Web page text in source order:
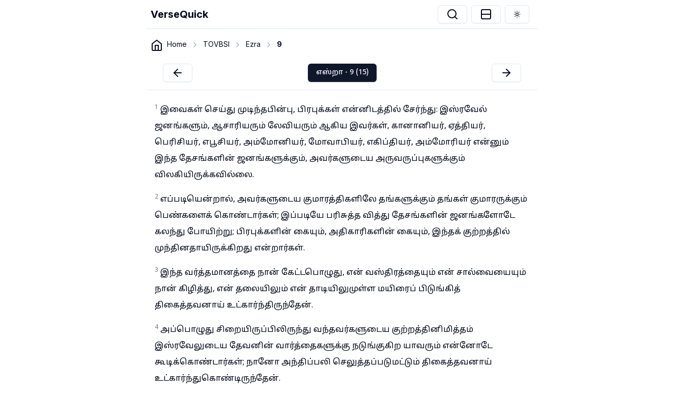
VerseQuick Toggle theme
Home TOVBSI Ezra 9
எஸ்றா - 9 (15)
1 இவைகள் செய்து முடிந்தபின்பு, பிரபுக்கள் என்னிடத்தில் சேர்ந்து: இஸ்ரவேல்
ஜனங்களும், ஆசாரியரும் லேவியரும் ஆகிய இவர்கள், கானானியர், ஏத்தியர்,
பெரிசியர், எபூசியர், அம்மோனியர், மோவாபியர், எகிப்தியர், அம்மோரியர் என்னும்
இந்த தேசங்களின் ஜனங்களுக்கும், அவர்களுடைய அருவருப்புகளுக்கும்
விலகியிருக்கவில்லை.
2 எப்படியென்றால், அவர்களுடைய குமாரத்திகளிலே தங்களுக்கும் தங்கள் குமாரருக்கும்
பெண்களைக் கொண்டார்கள்; இப்படியே பரிசுத்த வித்து தேசங்களின் ஜனங்களோடே
கலந்து போயிற்று; பிரபுக்களின் கையும், அதிகாரிகளின் கையும், இந்தக் குற்றத்தில்
முந்தினதாயிருக்கிறது என்றார்கள்.
3 இந்த வர்த்தமானத்தை நான் கேட்டபொழுது, என் வஸ்திரத்தையும் என் சால்வையையும்
நான் கிழித்து, என் தலையிலும் என் தாடியிலுமுள்ள மயிரைப் பிடுங்கித்
திகைத்தவனாய் உட்கார்ந்திருந்தேன்.
4 அப்பொழுது சிறையிருப்பிலிருந்து வந்தவர்களுடைய குற்றத்தினிமித்தம்
இஸ்ரவேலுடைய தேவனின் வார்த்தைகளுக்கு நடுங்குகிற யாவரும் என்னோடே
கூடிக்கொண்டார்கள்; நானோ அந்திப்பலி செலுத்தப்படுமட்டும் திகைத்தவனாய்
உட்கார்ந்துகொண்டிருந்தேன்.